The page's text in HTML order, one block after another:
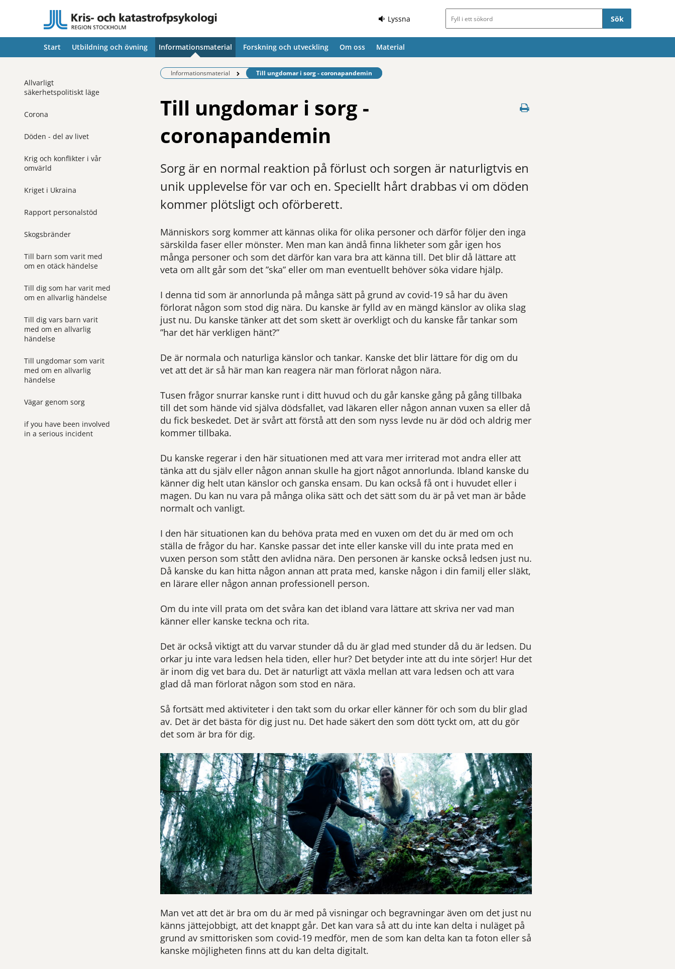
Lyssna Sökfält
Start Utbildning och övning Informationsmaterial Forskning och utveckling Om oss Material
Allvarligt
säkerhetspolitiskt läge
Corona
Döden - del av livet
Krig och konflikter i vår
omvärld
Kriget i Ukraina
Rapport personalstöd
Skogsbränder
Till barn som varit med
om en otäck händelse
Till dig som har varit med
om en allvarlig händelse
Till dig vars barn varit
med om en allvarlig
händelse
Till ungdomar som varit
med om en allvarlig
händelse
Vägar genom sorg
if you have been involved
in a serious incident
Informationsmaterial Befintlig sida:
Till ungdomar i sorg - coronapandemin
Till ungdomar i sorg -
coronapandemin
Sorg är en normal reaktion på förlust och sorgen är naturligtvis en
unik upplevelse för var och en. Speciellt hårt drabbas vi om döden
kommer plötsligt och oförberett.
Människors sorg kommer att kännas olika för olika personer och därför följer den inga
särskilda faser eller mönster. Men man kan ändå finna likheter som går igen hos
många personer och som det därför kan vara bra att känna till. Det blir då lättare att
veta om allt går som det ”ska” eller om man eventuellt behöver söka vidare hjälp.
I denna tid som är annorlunda på många sätt på grund av covid-19 så har du även
förlorat någon som stod dig nära. Du kanske är fylld av en mängd känslor av olika slag
just nu. Du kanske tänker att det som skett är overkligt och du kanske får tankar som
”har det här verkligen hänt?”
De är normala och naturliga känslor och tankar. Kanske det blir lättare för dig om du
vet att det är så här man kan reagera när man förlorat någon nära.
Tusen frågor snurrar kanske runt i ditt huvud och du går kanske gång på gång tillbaka
till det som hände vid själva dödsfallet, vad läkaren eller någon annan vuxen sa eller då
du fick beskedet. Det är svårt att förstå att den som nyss levde nu är död och aldrig mer
kommer tillbaka.
Du kanske regerar i den här situationen med att vara mer irriterad mot andra eller att
tänka att du själv eller någon annan skulle ha gjort något annorlunda. Ibland kanske du
känner dig helt utan känslor och ganska ensam. Du kan också få ont i huvudet eller i
magen. Du kan nu vara på många olika sätt och det sätt som du är på vet man är både
normalt och vanligt.
I den här situationen kan du behöva prata med en vuxen om det du är med om och
ställa de frågor du har. Kanske passar det inte eller kanske vill du inte prata med en
vuxen person som stått den avlidna nära. Den personen är kanske också ledsen just nu.
Då kanske du kan hitta någon annan att prata med, kanske någon i din familj eller släkt,
en lärare eller någon annan professionell person.
Om du inte vill prata om det svåra kan det ibland vara lättare att skriva ner vad man
känner eller kanske teckna och rita.
Det är också viktigt att du varvar stunder då du är glad med stunder då du är ledsen. Du
orkar ju inte vara ledsen hela tiden, eller hur? Det betyder inte att du inte sörjer! Hur det
är inom dig vet bara du. Det är naturligt att växla mellan att vara ledsen och att vara
glad då man förlorat någon som stod en nära.
Så fortsätt med aktiviteter i den takt som du orkar eller känner för och som du blir glad
av. Det är det bästa för dig just nu. Det hade säkert den som dött tyckt om, att du gör
det som är bra för dig.
Man vet att det är bra om du är med på visningar och begravningar även om det just nu
känns jättejobbigt, att det knappt går. Det kan vara så att du inte kan delta i nuläget på
grund av smittorisken som covid-19 medför, men de som kan delta kan ta foton eller så
kanske möjligheten finns att du kan delta digitalt.